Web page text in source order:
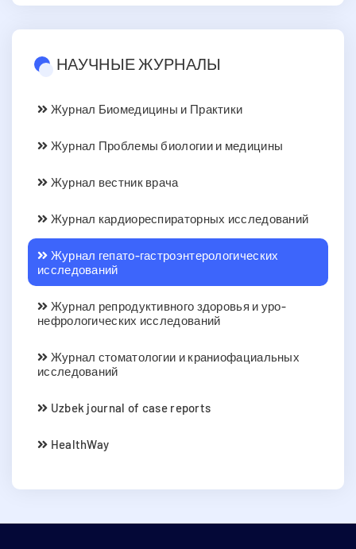
НАУЧНЫЕ ЖУРНАЛЫ
Журнал Биомедицины и Практики
Журнал Проблемы биологии и медицины
Журнал вестник врача
Журнал кардиореспираторных исследований
Журнал гепато-гастроэнтерологических
исследований
Журнал репродуктивного здоровья и уро-
нефрологических исследований
Журнал стоматологии и краниофациальных
исследований
Uzbek journal of case reports
HealthWay